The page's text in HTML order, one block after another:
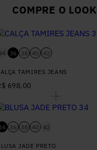
COMPRE O LOOK
36 38 40 42
TAMIRES JEANS
698,00
36 38 40 42
JADE PRETO